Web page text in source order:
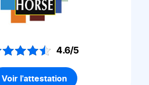
4.6/5
Voir l'attestation